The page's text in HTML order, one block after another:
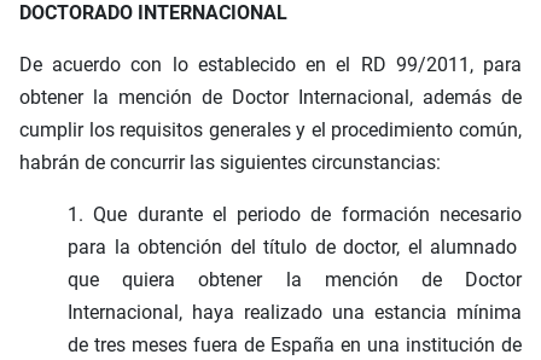
DOCTORADO INTERNACIONAL
De acuerdo con lo establecido en el RD 99/2011, para
obtener la mención de Doctor Internacional, además de
cumplir los requisitos generales y el procedimiento común,
habrán de concurrir las siguientes circunstancias:
1. Que durante el periodo de formación necesario
para la obtención del título de doctor, el alumnado
que quiera obtener la mención de Doctor
Internacional, haya realizado una estancia mínima
de tres meses fuera de España en una institución de